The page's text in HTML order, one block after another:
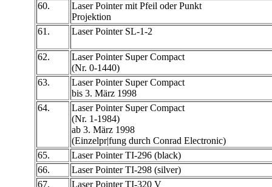
60.
Laser Pointer mit Pfeil oder Punkt
Projektion
61.
Laser Pointer SL-1-2
62.
Laser Pointer Super Compact
(Nr. 0-1440)
63.
Laser Pointer Super Compact
bis 3. März 1998
64.
Laser Pointer Super Compact
(Nr. 1-1984)
ab 3. März 1998
(Einzelpr|fung durch Conrad Electronic)
65.
Laser Pointer TI-296 (black)
66.
Laser Pointer TI-298 (silver)
67.
Laser Pointer TI-320 V